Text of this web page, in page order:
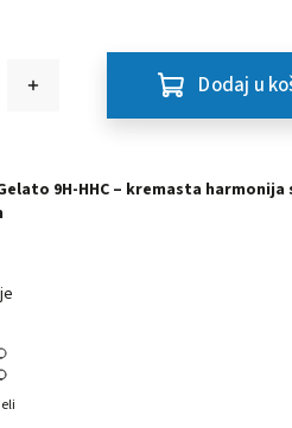
Dodaj u
9H-HHC – kremasta harmonija